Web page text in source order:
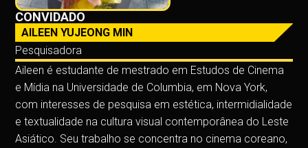
CONVIDADO
AILEEN YUJEONG MIN
Pesquisadora
Aileen é estudante de mestrado em Estudos de Cinema
e Mídia na Universidade de Columbia, em Nova York,
com interesses de pesquisa em estética, intermidialidade
e textualidade na cultura visual contemporânea do Leste
Asiático. Seu trabalho se concentra no cinema coreano,